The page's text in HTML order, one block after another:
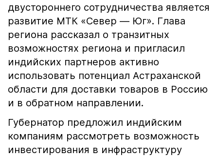
двустороннего сотрудничества является
развитие МТК «Север — Юг». Глава
региона рассказал о транзитных
возможностях региона и пригласил
индийских партнеров активно
использовать потенциал Астраханской
области для доставки товаров в Россию
и в обратном направлении.
Губернатор предложил индийским
компаниям рассмотреть возможность
инвестирования в инфраструктуру